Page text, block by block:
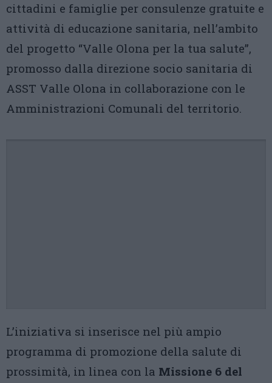
cittadini e famiglie per consulenze gratuite e
attività di educazione sanitaria, nell’ambito
del progetto “Valle Olona per la tua salute”,
promosso dalla direzione socio sanitaria di
ASST Valle Olona in collaborazione con le
Amministrazioni Comunali del territorio.
L’iniziativa si inserisce nel più ampio
programma di promozione della salute di
prossimità, in linea con la Missione 6 del